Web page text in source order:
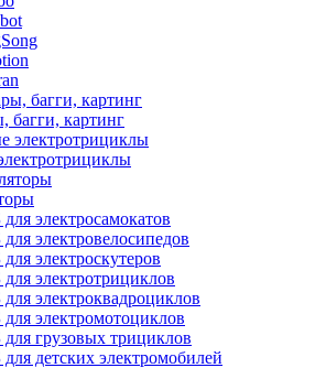
багги, картинг
электросамокатов
электровелосипедов
электроскутеров
электротрициклов
электроквадроциклов
электромотоциклов
грузовых трициклов
детских электромобилей